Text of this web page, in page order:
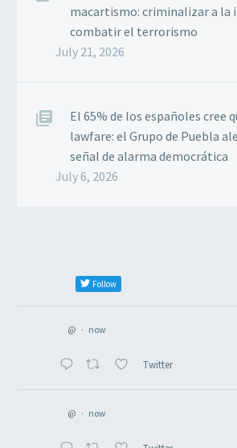
macartismo: criminalizar a la
combatir el terrorismo
July 21, 2026
El 65% de los españoles cree
lawfare: el Grupo de Puebla
señal de alarma democrática
July 6, 2026
Follow
@ · now
Twitter
@ · now